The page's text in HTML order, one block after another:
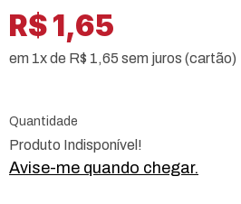
R$ 1,65
em 1x de R$ 1,65 sem juros (cartão)
Quantidade
Produto Indisponível!
Avise-me quando chegar.